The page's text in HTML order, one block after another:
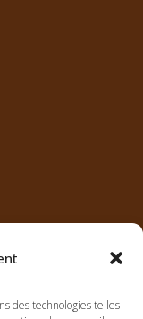
des technologies telles